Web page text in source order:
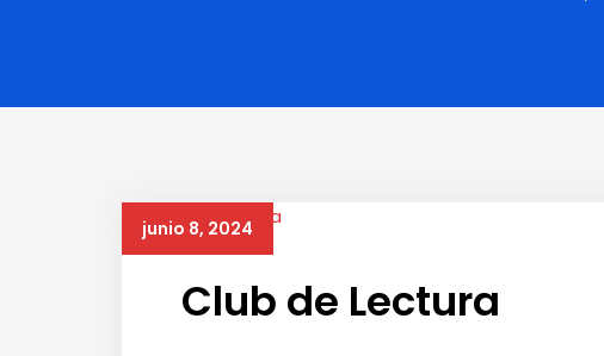
junio 8, 2024
Club de Lectura